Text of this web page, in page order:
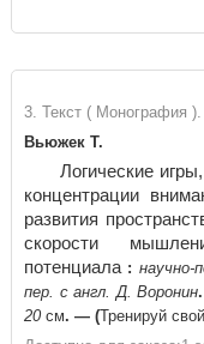
3. Текст ( Монография ).
Вьюжек Т.
Логические
концентрации
развития
скорости
потенциала : научно-
пер. с англ. Д. Воронин
20см. — (Тренируй